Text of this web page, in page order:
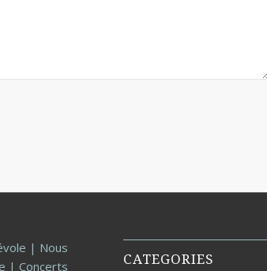
| Nous
| Concerts CATEGORIES